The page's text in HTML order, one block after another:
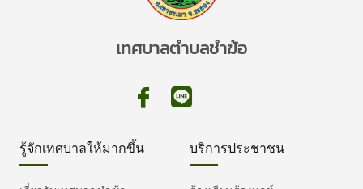
เทศบาลตำบลชำฆ้อ
รู้จักเทศบาลให้มากขึ้น บริการประชาชน